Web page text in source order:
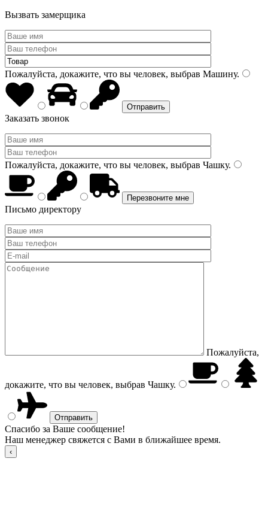
Вызвать замерщика
Пожалуйста, докажите, что вы человек, выбрав Машину.
Заказать звонок
Пожалуйста, докажите, что вы человек, выбрав Чашку.
Письмо директору
Пожалуйста,
докажите, что вы человек, выбрав Чашку.
Спасибо за Ваше сообщение!
Наш менеджер свяжется с Вами в ближайшее время.